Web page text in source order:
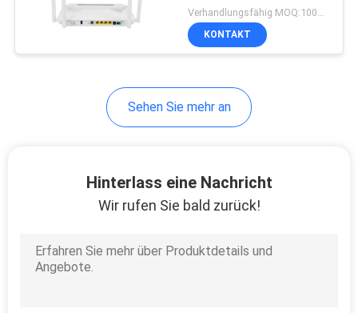
CATV GPON EPON ONU
KONTAKT
Sehen Sie mehr an
Hinterlass eine Nachricht
Wir rufen Sie bald zurück!